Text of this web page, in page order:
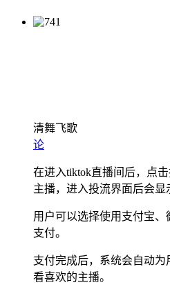
清舞飞歌
论
在进入tiktok直播间后，点
主播，进入投流界面后会显
用户可以选择使用支付宝
支付。
支付完成后，系统会自动
看喜欢的主播。